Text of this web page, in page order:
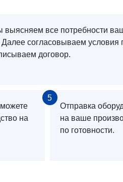
выясняем все потребности
согласовываем условия
договор.
на
5
Отправка
на ваше
по готовности.